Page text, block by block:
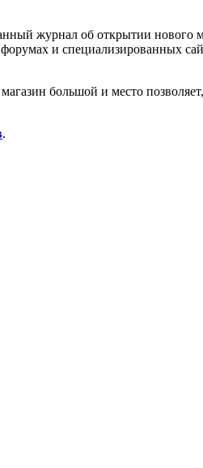
журнал об открытии нового
и специализированных
большой и место
.